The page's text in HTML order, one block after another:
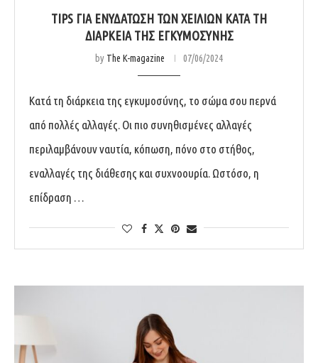
TIPS ΓΙΑ ΕΝΥΔΑΤΩΣΗ ΤΩΝ ΧΕΙΛΙΩΝ ΚΑΤΑ ΤΗ
ΔΙΑΡΚΕΙΑ ΤΗΣ ΕΓΚΥΜΟΣΥΝΗΣ
by The K-magazine 07/06/2024
Κατά τη διάρκεια της εγκυμοσύνης, το σώμα σου περνά
από πολλές αλλαγές. Οι πιο συνηθισμένες αλλαγές
περιλαμβάνουν ναυτία, κόπωση, πόνο στο στήθος,
εναλλαγές της διάθεσης και συχνοουρία. Ωστόσο, η
επίδραση …